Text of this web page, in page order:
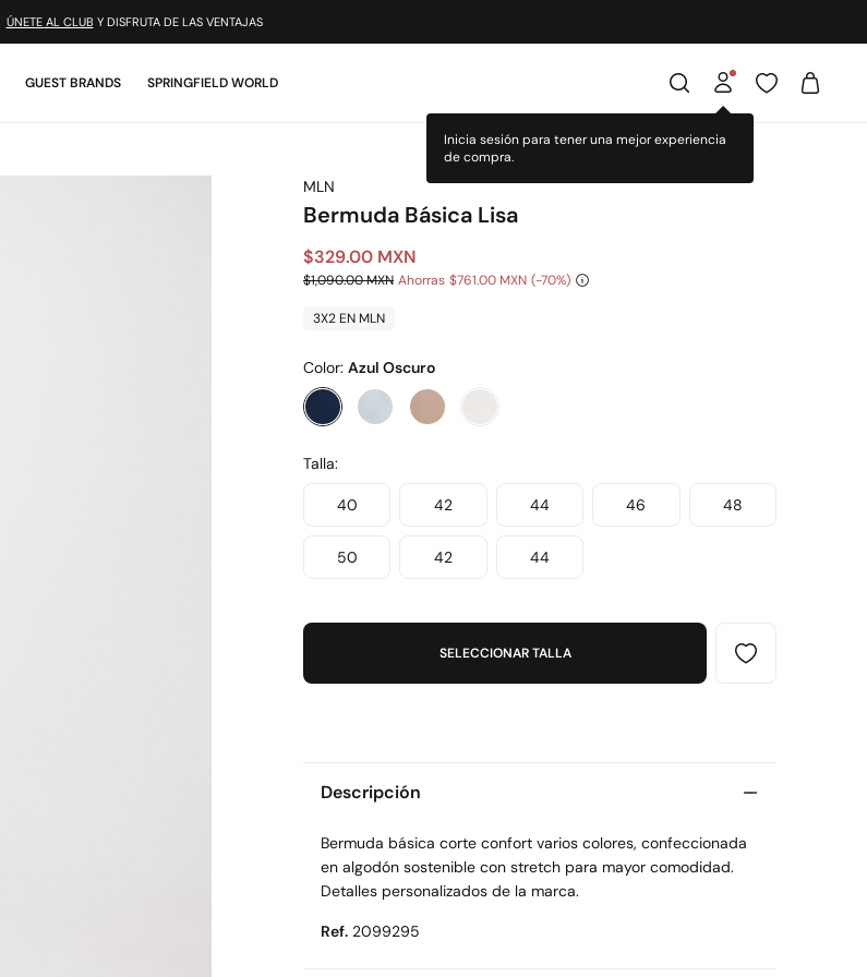
ÚNETE AL CLUB Y DISFRUTA DE LAS VENTAJAS
GUEST BRANDS SPRINGFIELD WORLD
Inicia sesión para tener una mejor experiencia
de compra.
MLN
Bermuda Básica Lisa
$329.00 MXN
$1,090.00 MXN Ahorras $761.00 MXN 70
3X2 EN MLN
Color: Azul Oscuro
Talla:
40 42 44 46 48
50 42 44
SELECCIONAR TALLA
Descripción
Bermuda básica corte confort varios colores, confeccionada
en algodón sostenible con stretch para mayor comodidad.
Detalles personalizados de la marca.
Ref. 2099295